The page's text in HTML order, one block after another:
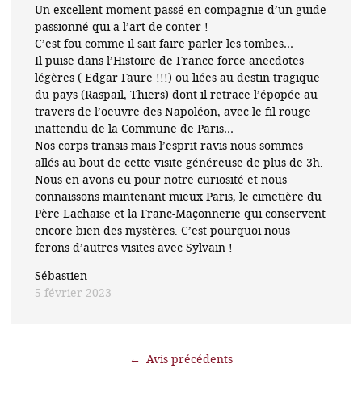
5
Sébastien
5 février 2023
Un excellent moment passé en compagnie d’un guide
passionné qui a l’art de conter !
C’est fou comme il sait faire parler les tombes…
Il puise dans l’Histoire de France force anecdotes
légères ( Edgar Faure !!!) ou liées au destin tragique
du pays (Raspail, Thiers) dont il retrace l’épopée au
travers de l’oeuvre des Napoléon, avec le fil rouge
inattendu de la Commune de Paris…
Nos corps transis mais l’esprit ravis nous sommes
allés au bout de cette visite généreuse de plus de 3h.
Nous en avons eu pour notre curiosité et nous
connaissons maintenant mieux Paris, le cimetière du
Père Lachaise et la Franc-Maçonnerie qui conservent
encore bien des mystères. C’est pourquoi nous
ferons d’autres visites avec Sylvain !
←